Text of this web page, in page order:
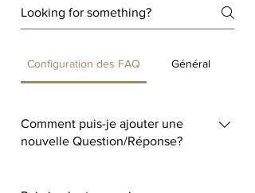
Configuration des FAQ Général
Comment puis-je ajouter une
nouvelle Question/Réponse?